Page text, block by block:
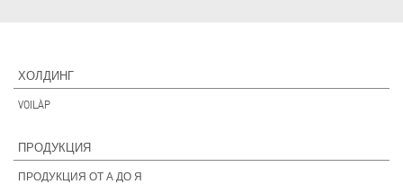
ХОЛДИНГ
VOILÀP
ПРОДУКЦИЯ
ПРОДУКЦИЯ ОТ А ДО Я